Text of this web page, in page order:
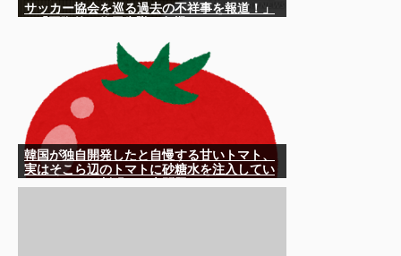
サッカー協会を巡る過去の不祥事を報道！」
韓国が独自開発したと自慢する甘いトマト、
実はそこら辺のトマトに砂糖水を注入してい